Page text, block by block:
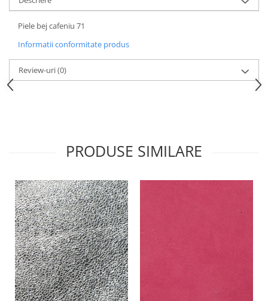
Piele bej cafeniu 71
Informatii conformitate produs
Review-uri(0)
PRODUSE SIMILARE